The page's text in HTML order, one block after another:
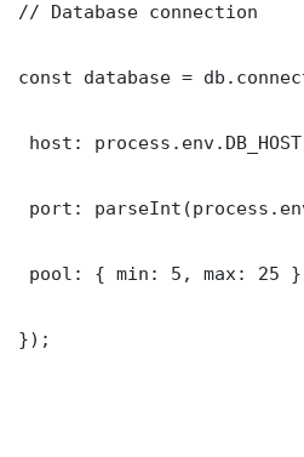
// Database connection
const database =
host:
port:
pool: { min: 5, max: 25 }
});